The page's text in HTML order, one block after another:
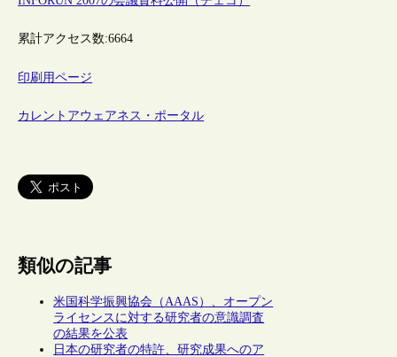
累計アクセス数:6664
印刷用ページ
カレントアウェアネス・ポータル
類似の記事
米国科学振興協会（AAAS）、オープン
ライセンスに対する研究者の意識調査
の結果を公表
日本の研究者の特許、研究成果へのア